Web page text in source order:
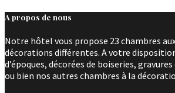
A propos de nous
Notre hôtel vous propose 23 chambres
décorations différentes. A votre
d’époques, décorées de boiseries,
ou bien nos autres chambres à la